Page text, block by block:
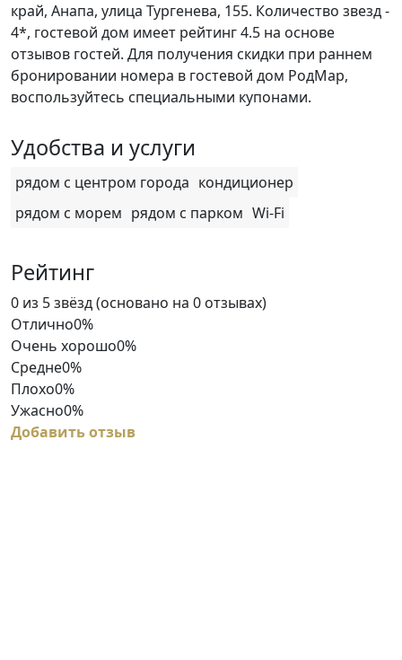
край, Анапа, улица Тургенева, 155. Количество звезд -
4*, гостевой дом имеет рейтинг 4.5 на основе
отзывов гостей. Для получения скидки при раннем
бронировании номера в гостевой дом РодМар,
воспользуйтесь специальными купонами.
Удобства и услуги
рядом с центром города кондиционер
рядом с морем рядом с парком Wi-Fi
Рейтинг
Rated
0
out
of
5
0 из 5 звёзд (основано на 0 отзывах)
Отлично0%
Очень хорошо0%
Средне0%
Плохо0%
Ужасно0%
Добавить отзыв